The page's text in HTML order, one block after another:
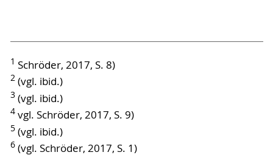
1 Schröder, 2017, S. 8)
2 (vgl. ibid.)
3 (vgl. ibid.)
4 vgl. Schröder, 2017, S. 9)
5 (vgl. ibid.)
6 (vgl. Schröder, 2017, S. 1)